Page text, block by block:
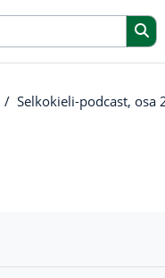
Selkokieli-podcast, osa